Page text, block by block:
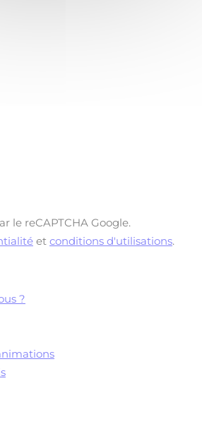
le reCAPTCHA Google.
et conditions d'utilisations.
?